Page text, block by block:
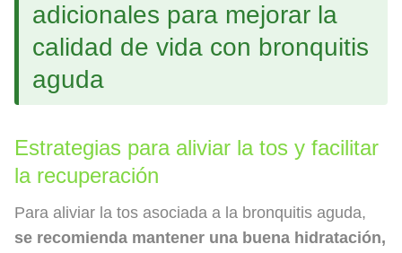
adicionales para mejorar la
calidad de vida con bronquitis
aguda
Estrategias para aliviar la tos y facilitar
la recuperación
Para aliviar la tos asociada a la bronquitis aguda,
se recomienda mantener una buena hidratación,